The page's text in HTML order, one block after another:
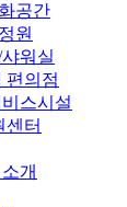
공간
원
워실
편의점
스시설
센터
개